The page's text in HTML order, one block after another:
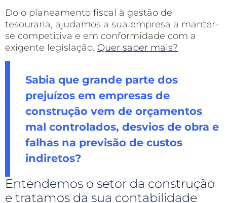
Do o planeamento fiscal à gestão de
tesouraria, ajudamos a sua empresa a manter-
se competitiva e em conformidade com a
exigente legislação. Quer saber mais?
Sabia que grande parte dos
prejuízos em empresas de
construção vem de orçamentos
mal controlados, desvios de obra e
falhas na previsão de custos
indiretos?
Entendemos o setor da construção
e tratamos da sua contabilidade